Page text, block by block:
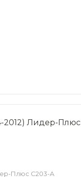
2012) Лидер-Плюс
Плюс C203-A